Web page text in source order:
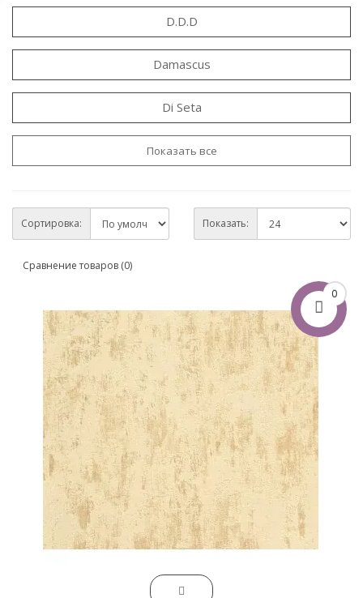
0
D.D.D
Damascus
Di Seta
Показать все
Сортировка: Показать:
Сравнение товаров (0)